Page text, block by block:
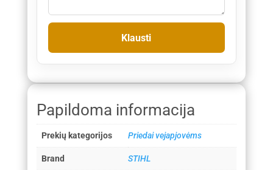
Papildoma informacija
Prekių kategorijos Priedai vejapjovėms
Brand STIHL